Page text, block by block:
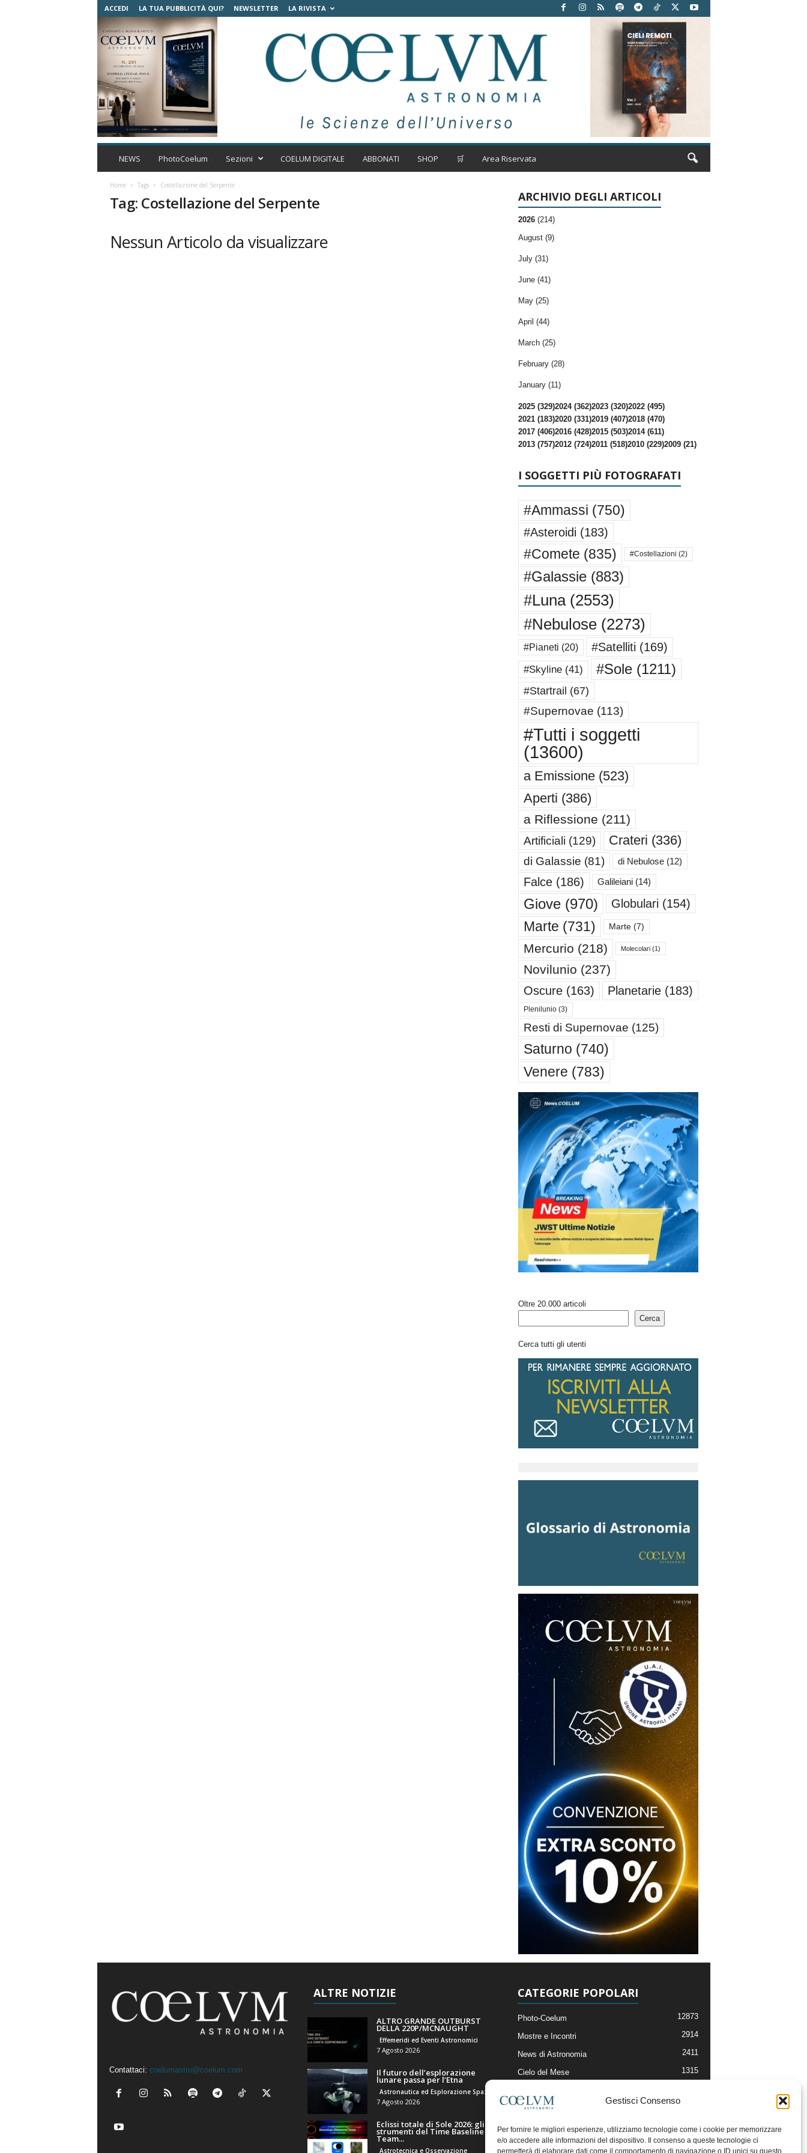
Gestisci Consenso
Per fornire le migliori esperienze, utilizziamo tecnologie come i cookie per memorizzare
e/o accedere alle informazioni del dispositivo. Il consenso a queste tecnologie ci
permetterà di elaborare dati come il comportamento di navigazione o ID unici su questo
ACCEDI LA TUA PUBBLICITÀ QUI? NEWSLETTER LA RIVISTA
C
m
t
NEWS PhotoCoelum Sezioni COELUM DIGITALE ABBONATI SHOP 🛒 Area Riservata
Home Tags Costellazione del Serpente
Tag: Costellazione del Serpente
Nessun Articolo da visualizzare
ARCHIVIO DEGLI ARTICOLI
2026 (214)
August (9)
July (31)
June (41)
May (25)
April (44)
March (25)
February (28)
January (11)
2025 (329)2024 (362)2023 (320)2022 (495)
2021 (183)2020 (331)2019 (407)2018 (470)
2017 (406)2016 (428)2015 (503)2014 (611)
2013 (757)2012 (724)2011 (518)2010 (229)2009 (21)
I SOGGETTI PIÙ FOTOGRAFATI
#Ammassi (750)
#Asteroidi (183)
#Comete (835) #Costellazioni (2)
#Galassie(883)
#Luna(2553)
#Nebulose(2273)
#Pianeti (20) #Satelliti (169)
#Skyline(41) #Sole(1211)
#Startrail (67)
#Supernovae (113)
#Tutti i soggetti
(13600)
a Emissione(523)
Aperti (386)
a Riflessione (211)
Artificiali (129) Crateri (336)
di Galassie (81) di Nebulose(12)
Falce(186) Galileiani(14)
Giove(970) Globulari (154)
Marte (731) Marte(7)
Mercurio (218) Molecolari(1)
Novilunio (237)
Oscure(163) Planetarie(183)
Plenilunio(3)
Resti di Supernovae (125)
Saturno (740)
Venere (783)
Oltre 20.000 articoli
Cerca
Cerca tutti gli utenti
Contattaci: coelumastro@coelum.com
ALTRE NOTIZIE
ALTRO GRANDE OUTBURST
DELLA 220P/MCNAUGHT
Effemeridi ed Eventi Astronomici
7 Agosto 2026
Il futuro dell’esplorazione
lunare passa per l’Etna
7 Agosto 2026
Eclissi totale di Sole 2026: gli
strumenti del Time Baseline
Team...
Astrotecnica e Osservazione
CATEGORIE POPOLARI
Photo-Coelum 12873
Mostre e Incontri 2914
News di Astronomia 2411
Cielo del Mese 1315
Articoli e Risorse On-Line
Il Blog della Redazione